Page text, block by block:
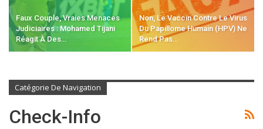
Faux Couple, Vraies Menaces
Judiciaires : Mohamed Tijani
Réagit À Des…
Non, Le Vaccin Contre Le Virus
Du Papillome Humain (HPV) Ne
Rend Pas…
Catégorie De Navigation
Check-Info